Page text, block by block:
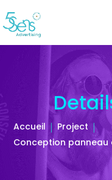
Accueil
Project
Conception